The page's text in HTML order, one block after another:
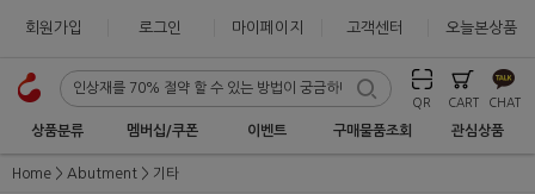
회원가입 로그인 마이페이지 고객센터 오늘본상품
QR CART CHAT
상품분류 멤버십/쿠폰 이벤트 구매물품조회 관심상품
Home Abutment 기타